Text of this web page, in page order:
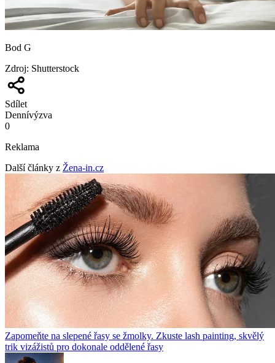
Bod G
Zdroj: Shutterstock
Sdílet
Dennívýzva
0
Reklama
Další články z Žena-in.cz
Zapomeňte na slepené řasy se žmolky. Zkuste lash painting, skvělý
trik vizážistů pro dokonale oddělené řasy